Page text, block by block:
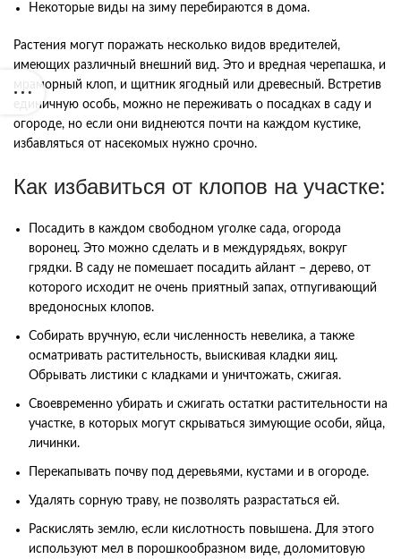
Некоторые виды на зиму перебираются в дома.
Растения могут поражать несколько видов вредителей,
имеющих различный внешний вид. Это и вредная черепашка, и
мраморный клоп, и щитник ягодный или древесный. Встретив
единичную особь, можно не переживать о посадках в саду и
огороде, но если они виднеются почти на каждом кустике,
избавляться от насекомых нужно срочно.
Как избавиться от клопов на участке:
Посадить в каждом свободном уголке сада, огорода
воронец. Это можно сделать и в междурядьях, вокруг
грядки. В саду не помешает посадить айлант – дерево, от
которого исходит не очень приятный запах, отпугивающий
вредоносных клопов.
Собирать вручную, если численность невелика, а также
осматривать растительность, выискивая кладки яиц.
Обрывать листики с кладками и уничтожать, сжигая.
Своевременно убирать и сжигать остатки растительности на
участке, в которых могут скрываться зимующие особи, яйца,
личинки.
Перекапывать почву под деревьями, кустами и в огороде.
Удалять сорную траву, не позволять разрастаться ей.
Раскислять землю, если кислотность повышена. Для этого
используют мел в порошкообразном виде, доломитовую